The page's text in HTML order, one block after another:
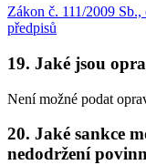
Zákon č. 111/2009
předpisů
19. Jaké jsou
Není možné podat
20. Jaké sankce
nedodržení